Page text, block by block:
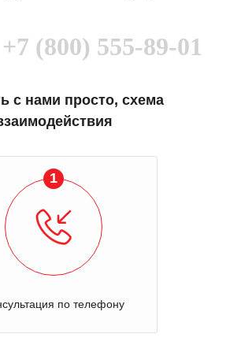
+7 (800) 555-89-01
с нами просто, схема
1
по телефону